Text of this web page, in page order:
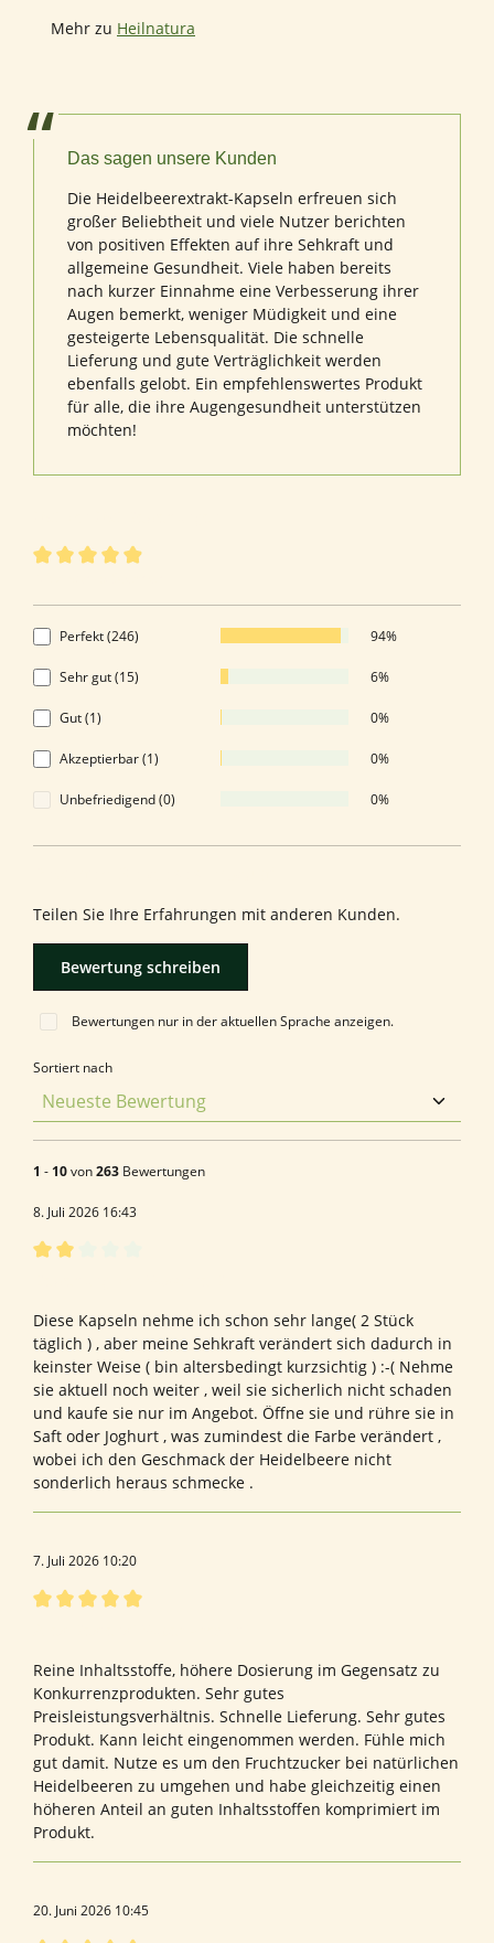
Mehr zu Heilnatura
Das sagen unsere Kunden
Die Heidelbeerextrakt-Kapseln erfreuen sich
großer Beliebtheit und viele Nutzer berichten
von positiven Effekten auf ihre Sehkraft und
allgemeine Gesundheit. Viele haben bereits
nach kurzer Einnahme eine Verbesserung ihrer
Augen bemerkt, weniger Müdigkeit und eine
gesteigerte Lebensqualität. Die schnelle
Lieferung und gute Verträglichkeit werden
ebenfalls gelobt. Ein empfehlenswertes Produkt
für alle, die ihre Augengesundheit unterstützen
möchten!
Perfekt (246) 94%
Sehr gut (15) 6%
Gut (1) 0%
Akzeptierbar (1) 0%
Unbefriedigend (0) 0%
Teilen Sie Ihre Erfahrungen mit anderen Kunden.
Bewertung schreiben
Bewertungen nur in der aktuellen Sprache anzeigen.
Sortiert nach
1 - 10von263 Bewertungen
8. Juli 2026 16:43
Diese Kapseln nehme ich schon sehr lange( 2 Stück
täglich ) , aber meine Sehkraft verändert sich dadurch in
keinster Weise ( bin altersbedingt kurzsichtig ) :-( Nehme
sie aktuell noch weiter , weil sie sicherlich nicht schaden
und kaufe sie nur im Angebot. Öffne sie und rühre sie in
Saft oder Joghurt , was zumindest die Farbe verändert ,
wobei ich den Geschmack der Heidelbeere nicht
sonderlich heraus schmecke .
7. Juli 2026 10:20
Reine Inhaltsstoffe, höhere Dosierung im Gegensatz zu
Konkurrenzprodukten. Sehr gutes
Preisleistungsverhältnis. Schnelle Lieferung. Sehr gutes
Produkt. Kann leicht eingenommen werden. Fühle mich
gut damit. Nutze es um den Fruchtzucker bei natürlichen
Heidelbeeren zu umgehen und habe gleichzeitig einen
höheren Anteil an guten Inhaltsstoffen komprimiert im
Produkt.
20. Juni 2026 10:45